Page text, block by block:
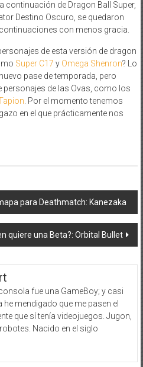
continuación de Dragon Ball Super,
Destino Oscuro, se quedaron
con menos gracia.
de esta versión de dragon
Super C17 y Omega Shenron? Lo
pase de temporada, pero
personajes de las Ovas, como los
. Por el momento tenemos
en el que prácticamente nos
para Deathmatch: Kanezaka
quiere una Beta?: Orbital Bullet
fue una GameBoy; y casi
he mendigado que me pasen el
que sí tenía videojuegos. Jugon,
Nacido en el siglo